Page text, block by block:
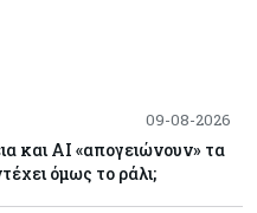
09-08-2026
και AI «απογειώνουν» τα
όμως το ράλι;